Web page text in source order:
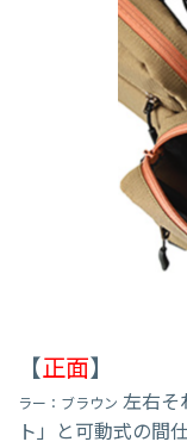
【正面】
ラー：ブラウン 左右そ
ト」と可動式の間